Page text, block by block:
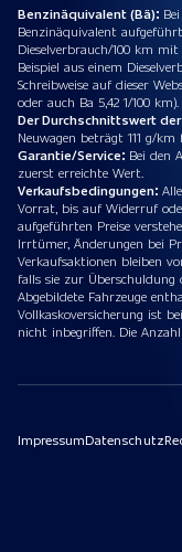
Benzinäquivalent (Bä):
Benzinäquivalent
Dieselverbrauch/100 km
Beispiel aus einem
Schreibweise auf dieser
oder auch Ba 5,42 1/100 km).
Der Durchschnittswert
Neuwagen beträgt 111 g/
Garantie/Service: Bei den
zuerst erreichte Wert.
Verkaufsbedingungen:
Vorrat, bis auf Widerruf
aufgeführten Preise
Irrtümer, Änderungen bei
Verkaufsaktionen bleiben
falls sie zur
Abgebildete Fahrzeuge
Vollkaskoversicherung ist
nicht inbegriffen. Die
ImpressumDatenschutz